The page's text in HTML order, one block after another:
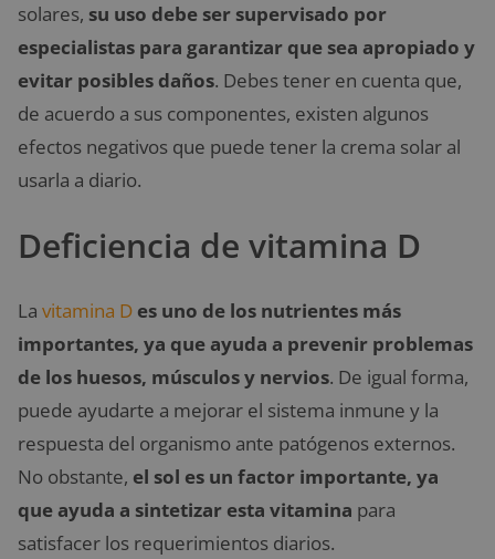
solares, su uso debe ser supervisado por
especialistas para garantizar que sea apropiado y
evitar posibles daños. Debes tener en cuenta que,
de acuerdo a sus componentes, existen algunos
efectos negativos que puede tener la crema solar al
usarla a diario.
Deficiencia de vitamina D
La vitamina D es uno de los nutrientes más
importantes, ya que ayuda a prevenir problemas
de los huesos, músculos y nervios. De igual forma,
puede ayudarte a mejorar el sistema inmune y la
respuesta del organismo ante patógenos externos.
No obstante, el sol es un factor importante, ya
que ayuda a sintetizar esta vitamina para
satisfacer los requerimientos diarios.